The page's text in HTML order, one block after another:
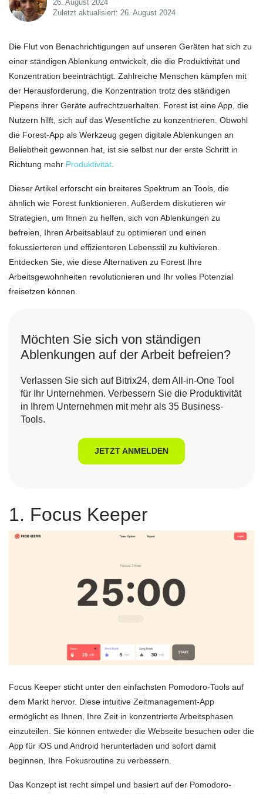
26. August 2024
Zuletzt aktualisiert: 26. August 2024
Die Flut von Benachrichtigungen auf unseren Geräten hat sich zu
einer ständigen Ablenkung entwickelt, die die Produktivität und
Konzentration beeinträchtigt. Zahlreiche Menschen kämpfen mit
der Herausforderung, die Konzentration trotz des ständigen
Piepens ihrer Geräte aufrechtzuerhalten. Forest ist eine App, die
Nutzern hilft, sich auf das Wesentliche zu konzentrieren. Obwohl
die Forest-App als Werkzeug gegen digitale Ablenkungen an
Beliebtheit gewonnen hat, ist sie selbst nur der erste Schritt in
Richtung mehr Produktivität
Dieser Artikel erforscht ein breiteres Spektrum an Tools, die
ähnlich wie Forest funktionieren. Außerdem diskutieren wir
Strategien, um Ihnen zu helfen, sich von Ablenkungen zu
befreien, Ihren Arbeitsablauf zu optimieren und einen
fokussierteren und effizienteren Lebensstil zu kultivieren.
Entdecken Sie, wie diese Alternativen zu Forest Ihre
Arbeitsgewohnheiten revolutionieren und Ihr volles Potenzial
freisetzen können.
Möchten Sie sich von ständigen
Ablenkungen auf der Arbeit befreien?
Verlassen Sie sich auf Bitrix24, dem All-in-One Tool
für Ihr Unternehmen. Verbessern Sie die Produktivität
in Ihrem Unternehmen mit mehr als 35 Business-
Tools.
JETZT ANMELDEN
1. Focus Keeper
Focus Keeper sticht unter den einfachsten Pomodoro-Tools auf
dem Markt hervor. Diese intuitive Zeitmanagement-App
ermöglicht es Ihnen, Ihre Zeit in konzentrierte Arbeitsphasen
einzuteilen. Sie können entweder die Webseite besuchen oder die
App für iOS und Android herunterladen und sofort damit
beginnen, Ihre Fokusroutine zu verbessern.
Das Konzept ist recht simpel und basiert auf der Pomodoro-